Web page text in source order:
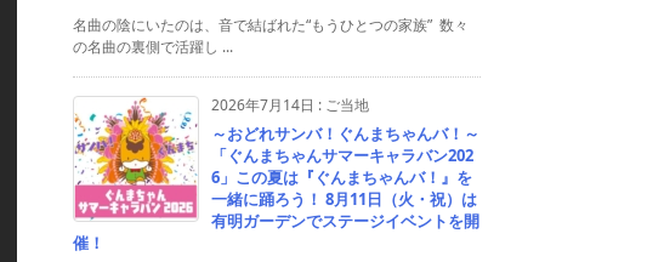
名曲の陰にいたのは、音で結ばれた“もうひとつの家族” 数々
の名曲の裏側で活躍し ...
2026年7月14日 : ご当地
～おどれサンバ！ぐんまちゃんバ！～
「ぐんまちゃんサマーキャラバン202
6」この夏は『ぐんまちゃんバ！』を
一緒に踊ろう！ 8月11日（火・祝）は
有明ガーデンでステージイベントを開
催！